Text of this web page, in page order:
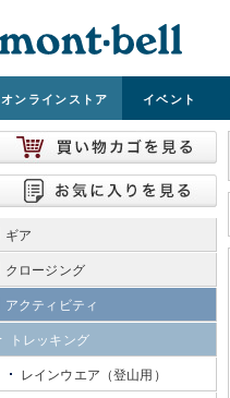
オンラインストア イベント
ギア
クロージング
アクティビティ
トレッキング
レインウエア（登山用）